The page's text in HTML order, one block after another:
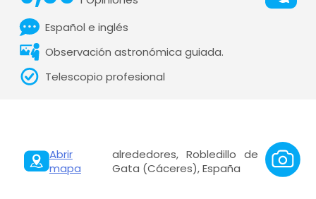
Español e inglés
Observación astronómica guiada.
Telescopio profesional
Abrir
mapa
alrededores, Robledillo de
Gata (Cáceres), España